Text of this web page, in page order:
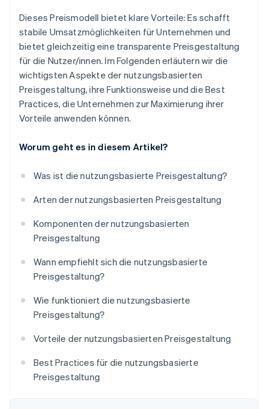
Dieses Preismodell bietet klare Vorteile: Es schafft
stabile Umsatzmöglichkeiten für Unternehmen und
bietet gleichzeitig eine transparente Preisgestaltung
für die Nutzer/innen. Im Folgenden erläutern wir die
wichtigsten Aspekte der nutzungsbasierten
Preisgestaltung, ihre Funktionsweise und die Best
Practices, die Unternehmen zur Maximierung ihrer
Vorteile anwenden können.
Worum geht es in diesem Artikel?
Was ist die nutzungsbasierte Preisgestaltung?
Arten der nutzungsbasierten Preisgestaltung
Komponenten der nutzungsbasierten
Preisgestaltung
Wann empfiehlt sich die nutzungsbasierte
Preisgestaltung?
Wie funktioniert die nutzungsbasierte
Preisgestaltung?
Vorteile der nutzungsbasierten Preisgestaltung
Best Practices für die nutzungsbasierte
Preisgestaltung